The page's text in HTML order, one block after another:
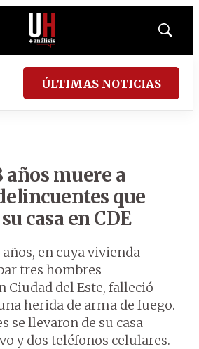
Mostrar
ÚLTIMAS NOTICIAS
años muere a
que
casa en CDE
años, en cuya vivienda
tres hombres
Ciudad del Este, falleció
herida de arma de fuego.
se llevaron de su casa
y dos teléfonos celulares.